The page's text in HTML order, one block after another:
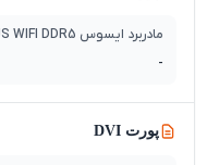
مادربرد ایسوس TUF GAMING B860-PLUS WIFI DDR5
-
پورت DVI